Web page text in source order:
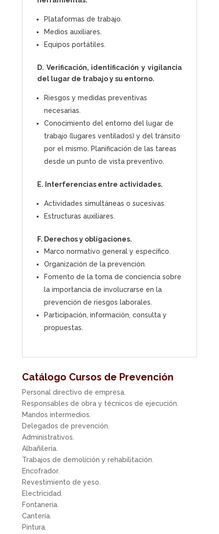
Plataformas de trabajo.
Medios auxiliares.
Equipos portátiles.
D. Verificación, identificación y vigilancia
del lugar de trabajo y su entorno.
Riesgos y medidas preventivas
necesarias.
Conocimiento del entorno del lugar de
trabajo (lugares ventilados) y del tránsito
por el mismo. Planificación de las tareas
desde un punto de vista preventivo.
E. Interferencias entre actividades.
Actividades simultáneas o sucesivas.
Estructuras auxiliares.
F. Derechos y obligaciones.
Marco normativo general y específico.
Organización de la prevención.
Fomento de la toma de conciencia sobre
la importancia de involucrarse en la
prevención de riesgos laborales.
Participación, información, consulta y
propuestas.
Catálogo Cursos de Prevención
Personal directivo de empresa.
Responsables de obra y técnicos de ejecución.
Mandos intermedios.
Delegados de prevención.
Administrativos.
Albañilería.
Trabajos de demolición y rehabilitación.
Encofrador.
Revestimiento de yeso.
Electricidad.
Fontanería.
Cantería.
Pintura.